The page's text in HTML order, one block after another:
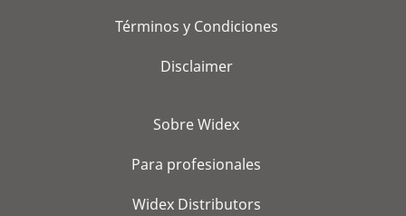
Términos y Condiciones
Disclaimer
Sobre Widex
Para profesionales
Widex Distributors